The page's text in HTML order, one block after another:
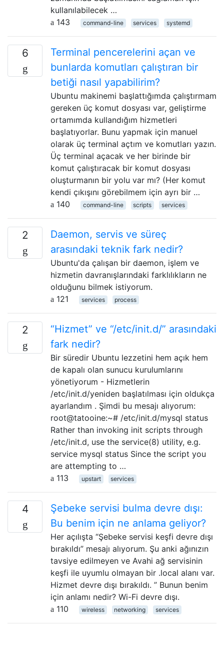
kullanılabilecek …
143
command-line services systemd
6
Terminal pencerelerini açan ve
bunlarda komutları çalıştıran bir
betiği nasıl yapabilirim?
Ubuntu makinemi başlattığımda çalıştırmam
gereken üç komut dosyası var, geliştirme
ortamımda kullandığım hizmetleri
başlatıyorlar. Bunu yapmak için manuel
olarak üç terminal açtım ve komutları yazın.
Üç terminal açacak ve her birinde bir
komut çalıştıracak bir komut dosyası
oluşturmanın bir yolu var mı? (Her komut
kendi çıkışını görebilmem için ayrı bir …
140
command-line scripts services
2
Daemon, servis ve süreç
arasındaki teknik fark nedir?
Ubuntu'da çalışan bir daemon, işlem ve
hizmetin davranışlarındaki farklılıkların ne
olduğunu bilmek istiyorum.
121
services process
2
“Hizmet” ve “/etc/init.d/” arasındaki
fark nedir?
Bir süredir Ubuntu lezzetini hem açık hem
de kapalı olan sunucu kurulumlarını
yönetiyorum - Hizmetlerin
/etc/init.d/yeniden başlatılması için oldukça
ayarlandım . Şimdi bu mesajı alıyorum:
root@tatooine:~# /etc/init.d/mysql status
Rather than invoking init scripts through
/etc/init.d, use the service(8) utility, e.g.
service mysql status Since the script you
are attempting to …
113
upstart services
4
Şebeke servisi bulma devre dışı:
Bu benim için ne anlama geliyor?
Her açılışta “Şebeke servisi keşfi devre dışı
bırakıldı” mesajı alıyorum. Şu anki ağınızın
tavsiye edilmeyen ve Avahi ağ servisinin
keşfi ile uyumlu olmayan bir .local alanı var.
Hizmet devre dışı bırakıldı. ” Bunun benim
için anlamı nedir? Wi-Fi devre dışı.
110
wireless networking services